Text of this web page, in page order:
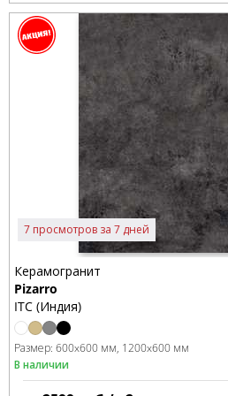
7 просмотров за 7 дней
Керамогранит
Pizarro
ITC (Индия)
Размер: 600x600 мм 1200x600 мм
В наличии